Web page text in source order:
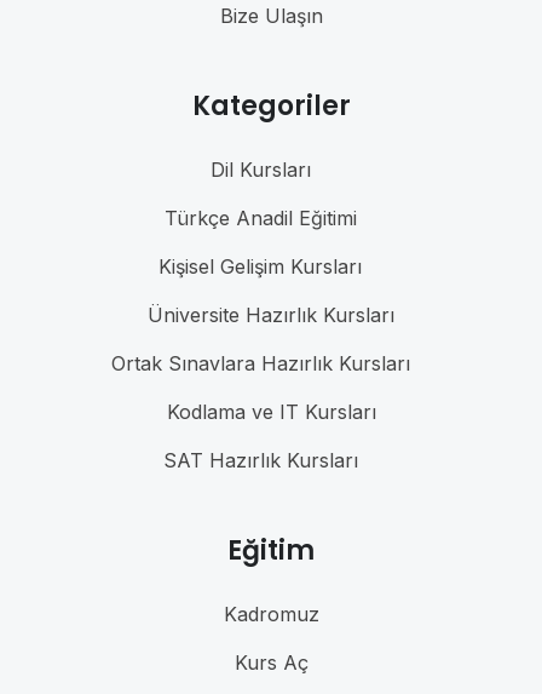
Bize Ulaşın
Kategoriler
Dil Kursları
Türkçe Anadil Eğitimi
Kişisel Gelişim Kursları
Üniversite Hazırlık Kursları
Ortak Sınavlara Hazırlık Kursları
Kodlama ve IT Kursları
SAT Hazırlık Kursları
Eğitim
Kadromuz
Kurs Aç